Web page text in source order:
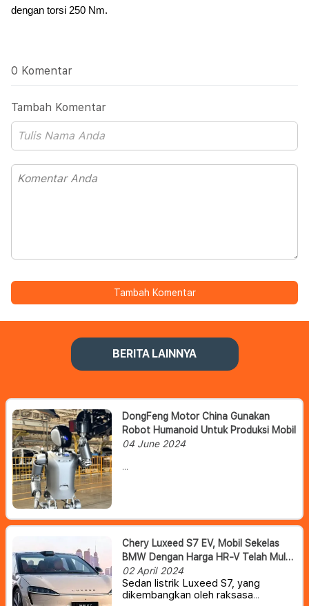
dengan torsi 250 Nm.
0 Komentar
Tambah Komentar
Tambah Komentar
BERITA LAINNYA
DongFeng Motor China Gunakan
Robot Humanoid Untuk Produksi Mobil
04 June 2024
dalam produksi mobil.
Chery Luxeed S7 EV, Mobil Sekelas
BMW Dengan Harga HR-V Telah Mulai
Dikirim Ke Pelanggan
02 April 2024
Sedan listrik Luxeed S7, yang
dikembangkan oleh raksasa